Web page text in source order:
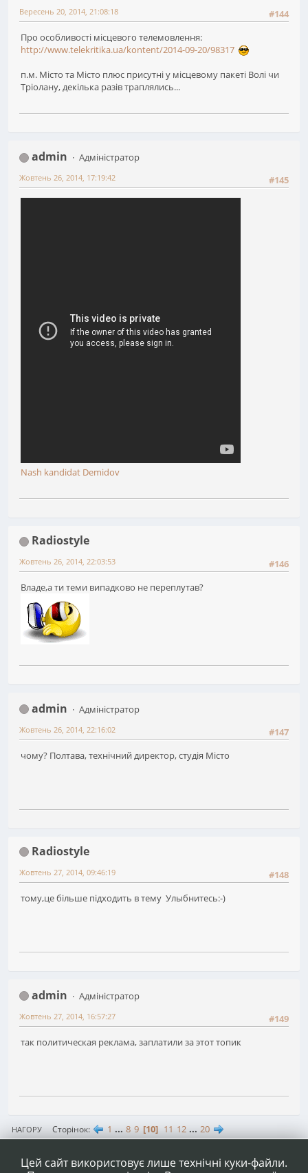
#144
Вересень 20, 2014, 21:08:18
Про особливості місцевого телемовлення:
http://www.telekritika.ua/kontent/2014-09-20/98317
п.м. Місто та Місто плюс присутні у місцевому пакеті Bолі чи
Тріолану, декілька разів траплялись...
admin
Адміністратор
#145
Жовтень 26, 2014, 17:19:42
Nash kandidat Demidov
Radiostyle
#146
Жовтень 26, 2014, 22:03:53
Владе,а ти теми випадково не переплутав?
admin
Адміністратор
#147
Жовтень 26, 2014, 22:16:02
чому? Полтава, технічний директор, студія Місто
Radiostyle
#148
Жовтень 27, 2014, 09:46:19
тому,це більше підходить в тему Улыбнитесь:-)
admin
Адміністратор
#149
Жовтень 27, 2014, 16:57:27
так политическая реклама, заплатили за этот топик
НАГОРУ Сторінок 1 ... 8 9 10 11 12 ... 20
Цей сайт використовує лише технічні куки-файли.